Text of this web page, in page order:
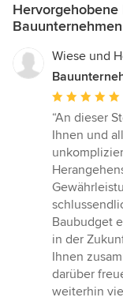
Wiese und
Bewertung:
5
von
5
Sternen
“An dieser
Ihnen und
Baubudget
in der
Ihnen
darüber
weiterhin